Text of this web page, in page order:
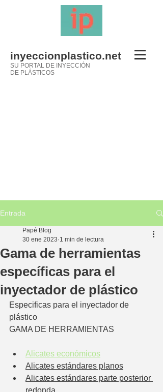
inyeccionplastico.net
SU PORTAL DE INYECCIÓN
DE PLÁSTICOS
Entrada
Gama de herramientas
específicas para el
inyectador de plástico
Papé Blog
30 ene 2023 1 min de lectura
Especificas para el inyectador de
plástico
GAMA DE HERRAMIENTAS
Alicates económicos
Alicates estándares planos
Alicates estándares parte posterior
redonda